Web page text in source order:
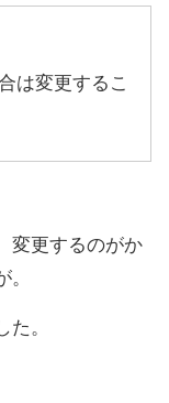
は変更するこ
変更するのがか
。